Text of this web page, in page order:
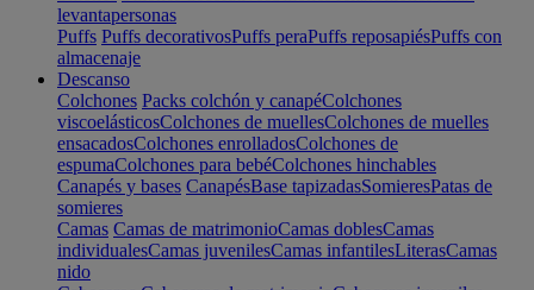
levantapersonas
Puffs Puffs decorativosPuffs peraPuffs reposapiésPuffs con
almacenaje
Descanso
Colchones Packs colchón y canapéColchones
viscoelásticosColchones de muellesColchones de muelles
ensacadosColchones enrolladosColchones de
espumaColchones para bebéColchones hinchables
Canapés y bases CanapésBase tapizadasSomieresPatas de
somieres
Camas Camas de matrimonioCamas doblesCamas
individualesCamas juvenilesCamas infantilesLiterasCamas
nido